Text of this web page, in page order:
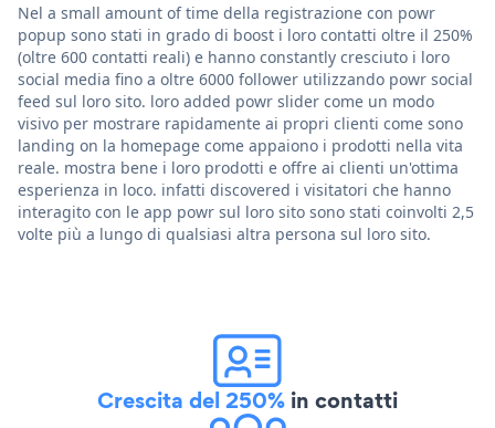
Nel a small amount of time della registrazione con powr
popup sono stati in grado di boost i loro contatti oltre il 250%
(oltre 600 contatti reali) e hanno constantly cresciuto i loro
social media fino a oltre 6000 follower utilizzando powr social
feed sul loro sito. loro added powr slider come un modo
visivo per mostrare rapidamente ai propri clienti come sono
landing on la homepage come appaiono i prodotti nella vita
reale. mostra bene i loro prodotti e offre ai clienti un'ottima
esperienza in loco. infatti discovered i visitatori che hanno
interagito con le app powr sul loro sito sono stati coinvolti 2,5
volte più a lungo di qualsiasi altra persona sul loro sito.
Crescita del 250% in contatti